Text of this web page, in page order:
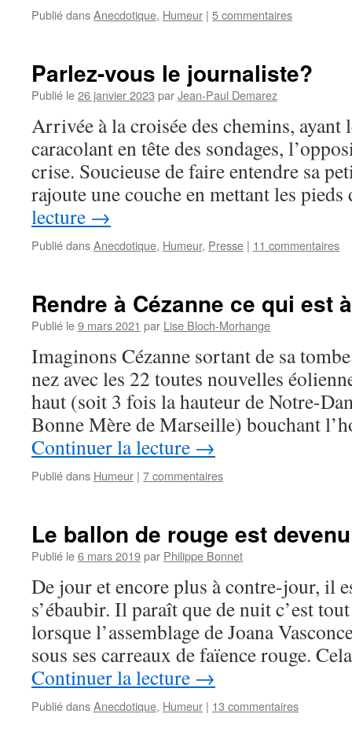
Publié dansAnecdotique, Humeur | 5 commentaires
Parlez-vous le journaliste?
Publié le26 janvier 2023 parJean-Paul Demarez
Arrivée à la croisée des chemins, ayant
caracolant en tête des sondages,
crise. Soucieuse de faire entendre sa
rajoute une couche en mettant les
lecture →
Publié dansAnecdotique, Humeur, Presse | 11 commentaires
Rendre à Cézanne ce qui est
Publié le9 mars 2021 par Lise Bloch-Morhange
Imaginons Cézanne sortant de sa
nez avec les 22 toutes nouvelles
haut (soit 3 fois la hauteur de Notre-
Bonne Mère de Marseille) bouchant
Continuer la lecture →
Publié dans Humeur | 7 commentaires
Le ballon de rouge est
Publié le6 mars 2019par Philippe Bonnet
De jour et encore plus à contre-jour, il
s’ébaubir. Il paraît que de nuit c’est
lorsque l’assemblage de Joana
sous ses carreaux de faïence rouge.
Continuer la lecture →
Publié dansAnecdotique, Humeur | 13 commentaires